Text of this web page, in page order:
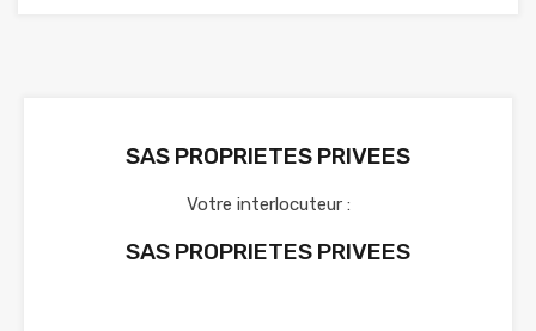
SAS PROPRIETES PRIVEES
Votre interlocuteur :
SAS PROPRIETES PRIVEES